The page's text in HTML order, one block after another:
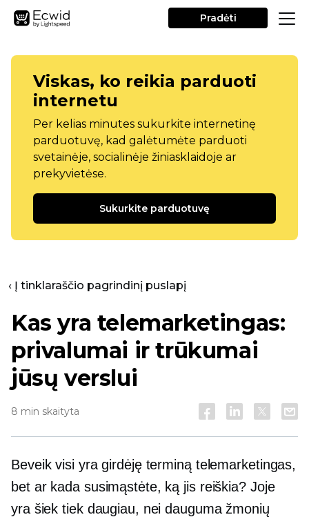
Pradėti
Viskas, ko reikia parduoti
internetu
Per kelias minutes sukurkite internetinę
parduotuvę, kad galėtumėte parduoti
svetainėje, socialinėje žiniasklaidoje ar
prekyvietėse.
Sukurkite parduotuvę
‹ Į tinklaraščio pagrindinį puslapį
Kas yra telemarketingas:
privalumai ir trūkumai
jūsų verslui
8 min skaityta
Beveik visi yra girdėję terminą telemarketingas,
bet ar kada susimąstėte, ką jis reiškia? Joje
yra šiek tiek daugiau, nei dauguma žmonių